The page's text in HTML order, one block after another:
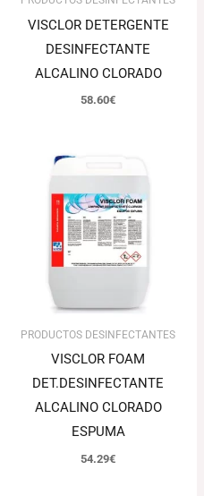
VISCLOR DETERGENTE
DESINFECTANTE
ALCALINO CLORADO
58.60€
PRODUCTOS DESINFECTANTES
VISCLOR FOAM
DET.DESINFECTANTE
ALCALINO CLORADO
ESPUMA
54.29€